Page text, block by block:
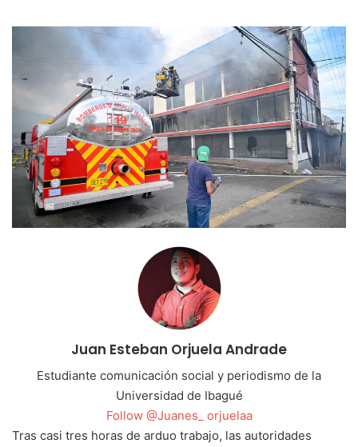
Juan Esteban Orjuela Andrade
Estudiante comunicación social y periodismo de la
Universidad de Ibagué
Follow @Juanes_ orjuelaa
Tras casi tres horas de arduo trabajo, las autoridades